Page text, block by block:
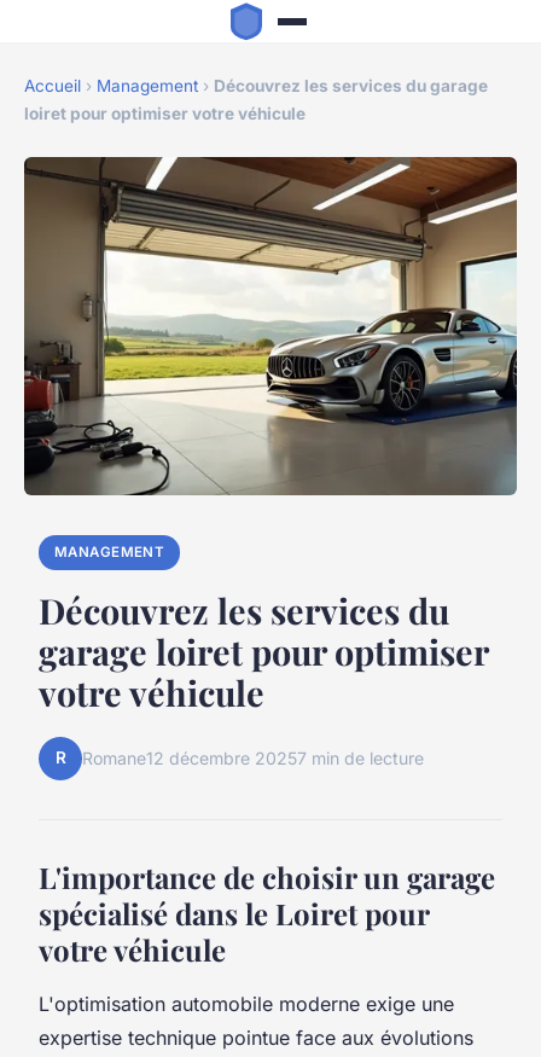
Accueil › Management › Découvrez les services du garage
loiret pour optimiser votre véhicule
MANAGEMENT
Découvrez les services du
garage loiret pour optimiser
votre véhicule
R Romane12 décembre 20257 min de lecture
L'importance de choisir un garage
spécialisé dans le Loiret pour
votre véhicule
L'optimisation automobile moderne exige une
expertise technique pointue face aux évolutions